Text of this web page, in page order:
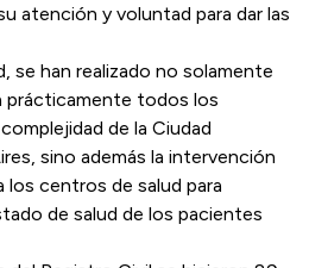
atención y voluntad para dar las
se han realizado no solamente
prácticamente todos los
de la Ciudad
sino además la intervención
los centros de salud para
de salud de los pacientes